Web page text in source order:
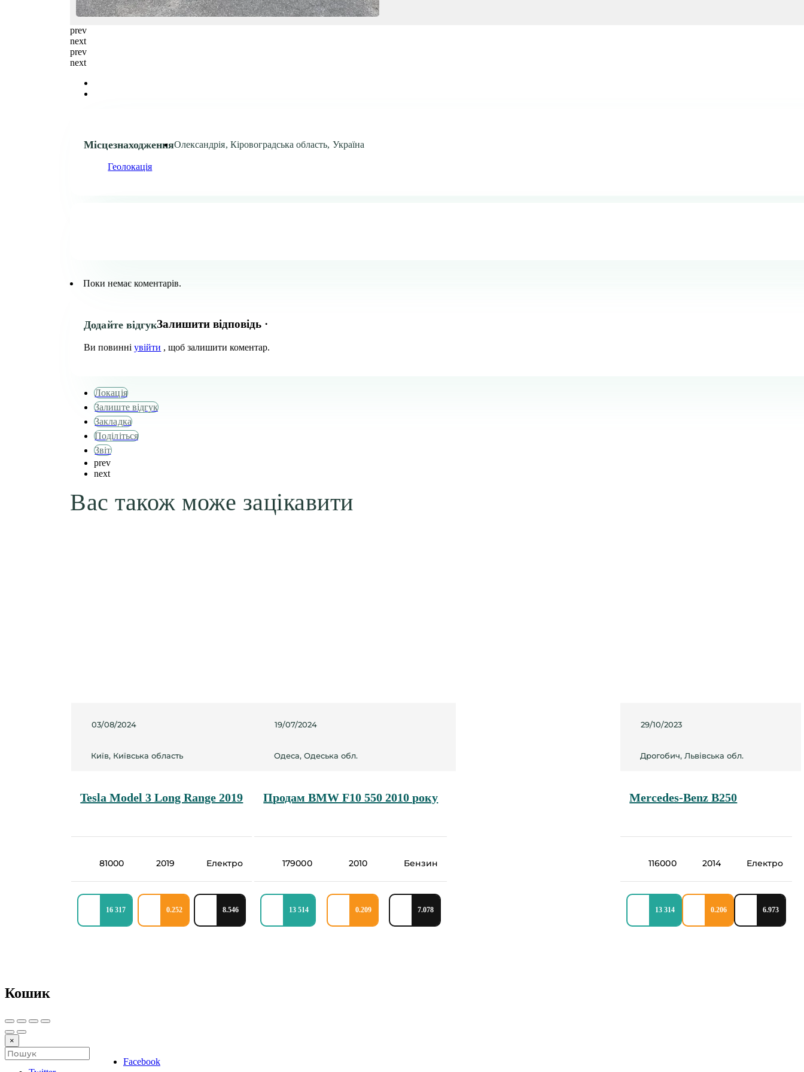
prev
next
prev
next
МісцезнаходженняОлександрія, Кіровоградська область, Україна
Геолокація
Поки немає коментарів.
Додайте відгукЗалишити відповідь ·
Ви повинніувійти , щоб залишити коментар.
Локація
Залиште відгук
Закладка
Поділіться
Звіт
prev
next
Вас також може зацікавити
03/08/2024
Київ, Київська область
Tesla Model 3 Long Range 2019
81000 2019 Електро
16 317 0.252 8.546
19/07/2024
Одеса, Одеська обл.
Продам BMW F10 550 2010 року
179000 2010 Бензин
13 514 0.209 7.078
29/10/2023
Дрогобич, Львівська обл.
Mercedes-Benz B250
116000 2014 Електро
13 314 0.206 6.973
Кошик
×
Facebook